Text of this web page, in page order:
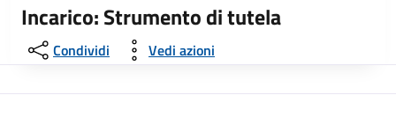
Incarico: Strumento di tutela
Condividi Vedi azioni